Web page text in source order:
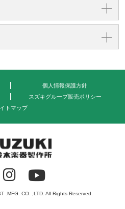
個人情報保護方針
スズキグループ販売ポリシー
トマップ
.MFG. CO. ,LTD. All Rights Reserved.